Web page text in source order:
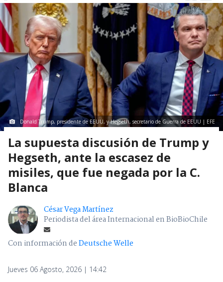
Donald Trump, presidente de EEUU, y Hegseth, secretario de Guerra de EEUU | EFE
La supuesta discusión de Trump y
Hegseth, ante la escasez de
misiles, que fue negada por la C.
Blanca
César Vega Martínez
Periodista del área Internacional en BioBioChile
Con información deDeutsche Welle
Jueves 06 Agosto, 2026 | 14:42